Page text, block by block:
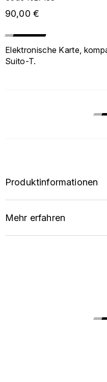
90,00 €
Elektronische Karte,
Suito-T.
Produktinformationen
Mehr erfahren